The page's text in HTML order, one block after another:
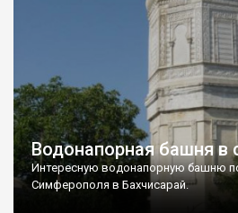
Водонапорная башня в
Интересную водонапорную башню
Симферополя в Бахчисарай.